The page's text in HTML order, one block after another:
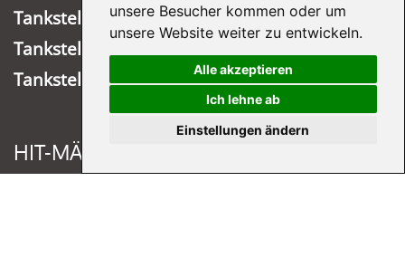
unsere Besucher kommen oder um
unsere Website weiter zu entwickeln.
Alle akzeptieren
Ich lehne ab
Einstellungen ändern
Tankstelle Wipperfürth
Tankstelle Lastrup Süd
Tankstelle Köln-Buchforst
HIT-MÄRKTE